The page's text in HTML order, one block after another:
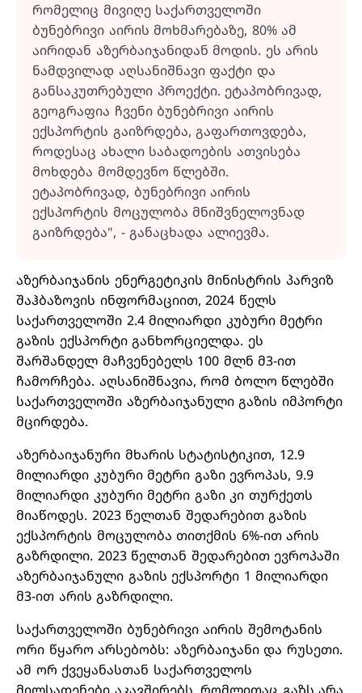
რომელიც მივიღე საქართველოში
ბუნებრივი აირის მოხმარებაზე, 80% ამ
აირიდან აზერბაიჯანიდან მოდის. ეს არის
ნამდვილად აღსანიშნავი ფაქტი და
განსაკუთრებული პროექტი. ეტაპობრივად,
გეოგრაფია ჩვენი ბუნებრივი აირის
ექსპორტის გაიზრდება, გაფართოვდება,
როდესაც ახალი საბადოების ათვისება
მოხდება მომდევნო წლებში.
ეტაპობრივად, ბუნებრივი აირის
ექსპორტის მოცულობა მნიშვნელოვნად
გაიზრდება", - განაცხადა ალიევმა.
აზერბაიჯანის ენერგეტიკის მინისტრის პარვიზ
შაჰბაზოვის ინფორმაციით, 2024 წელს
საქართველოში 2.4 მილიარდი კუბური მეტრი
გაზის ექსპორტი განხორციელდა. ეს
შარშანდელ მაჩვენებელს 100 მლნ მ3-ით
ჩამორჩება. აღსანიშნავია, რომ ბოლო წლებში
საქართველოში აზერბაიჯანული გაზის იმპორტი
მცირდება.
აზერბაიჯანური მხარის სტატისტიკით, 12.9
მილიარდი კუბური მეტრი გაზი ევროპას, 9.9
მილიარდი კუბური მეტრი გაზი კი თურქეთს
მიაწოდეს. 2023 წელთან შედარებით გაზის
ექსპორტის მოცულობა თითქმის 6%-ით არის
გაზრდილი. 2023 წელთან შედარებით ევროპაში
აზერბაიჯანული გაზის ექსპორტი 1 მილიარდი
მ3-ით არის გაზრდილი.
საქართველოში ბუნებრივი აირის შემოტანის
ორი წყარო არსებობს: აზერბაიჯანი და რუსეთი.
ამ ორ ქვეყანასთან საქართველოს